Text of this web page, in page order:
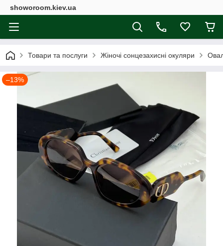
showoroom.kiev.ua
Товари та послуги Жіночі сонцезахисні окуляри
–13%